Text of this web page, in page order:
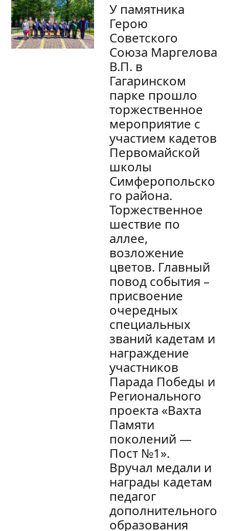
У памятника
Герою
Советского
Союза Маргелова
В.П. в
Гагаринском
парке прошло
торжественное
мероприятие с
участием кадетов
Первомайской
школы
Симферопольско
го района.
Торжественное
шествие по
аллее,
возложение
цветов. Главный
повод события –
присвоение
очередных
специальных
званий кадетам и
награждение
участников
Парада Победы и
Регионального
проекта «Вахта
Памяти
поколений —
Пост №1».
Вручал медали и
награды кадетам
педагог
дополнительного
образования